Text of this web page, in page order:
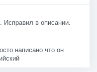
Исправил в описании.
написано что он